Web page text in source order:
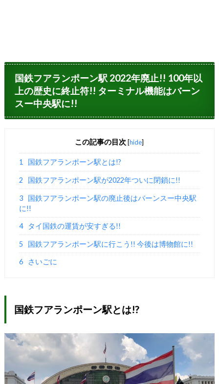
国鉄フアランポーン駅 2022年廃止!! 100年以
上の歴史に終止符!! ターミナル機能はバーン
スー中央駅に!!
この記事の目次 [hide]
1 国鉄フアランポーン駅とは!?
2 国鉄フアランポーン駅が2022年ついに閉鎖に!!
3
国鉄フアランポーン駅の廃止後はバーンスー中央駅
に!!
4 タイ国鉄の運賃が安すぎる!!
5 国鉄フアランポーン駅に行こう!! 今後は博物館に!!
6 さいごに
国鉄フアランポーン駅とは!?